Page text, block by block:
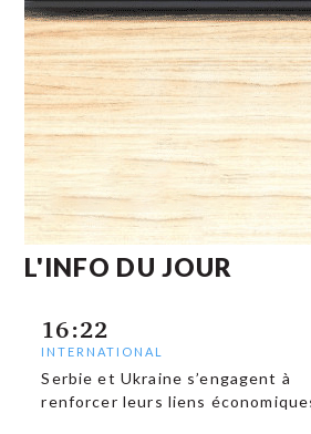
L'INFO DU JOUR
16:22
INTERNATIONAL
Serbie et Ukraine s’engagent à
renforcer leurs liens